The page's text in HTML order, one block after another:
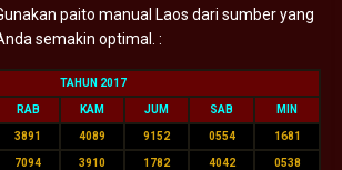
paito manual Laos dari sumber yang
semakin optimal. :
TAHUN 2017
RAB KAM JUM SAB MIN
3891 4089 9152 0554 1681
7094 3910 1782 4042 0538